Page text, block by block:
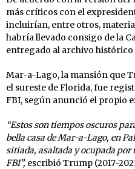
más críticos con el
incluirían, entre otros,
habría llevado consigo de la
entregado al archivo histórico
Mar-a-Lago, la mansión que
el sureste de Florida, fue
FBI, según anunció el propio
“Estos son tiempos oscuros
bella casa de Mar-a-Lago, en
sitiada, asaltada y ocupada por
FBI”, escribió Trump (2017-